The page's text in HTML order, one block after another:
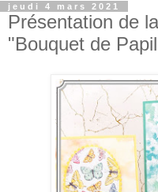
jeudi 4 mars 2021
Présentation de
"Bouquet de